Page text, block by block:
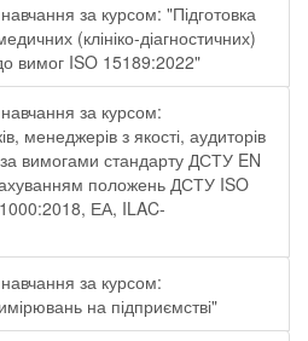
за курсом: "Підготовка
(клініко-діагностичних)
вимог ISO 15189:2022"
за курсом:
менеджерів з якості, аудиторів
за вимогами стандарту ДСТУ EN
положень ДСТУ ISO
ЕА, ILAC-
за курсом:
на підприємстві"